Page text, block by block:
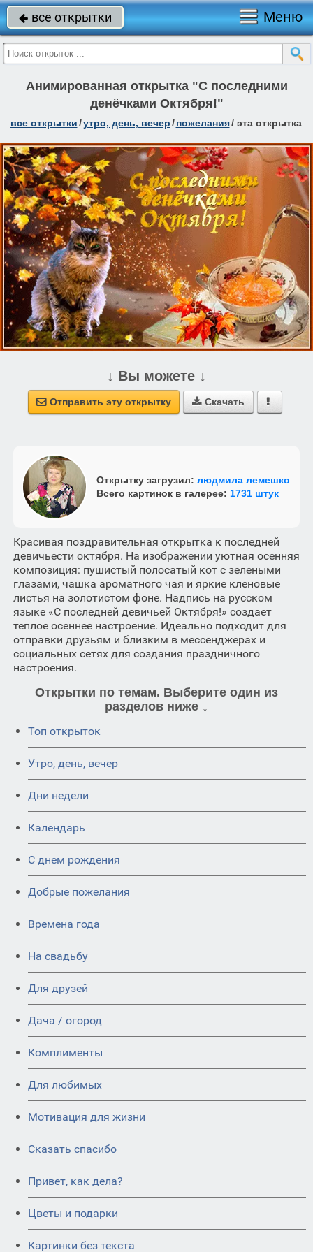
 все открытки Меню
Анимированная открытка "С последними
денёчками Октября!"
все открытки/утро, день, вечер/ пожелания/ эта открытка
↓ Вы можете ↓
 Отправить эту открытку  Скачать 
Открытку загрузил: людмила лемешко
Всего картинок в галерее: 1731 штук
Красивая поздравительная открытка к последней
девичьести октября. На изображении уютная осенняя
композиция: пушистый полосатый кот с зелеными
глазами, чашка ароматного чая и яркие кленовые
листья на золотистом фоне. Надпись на русском
языке «С последней девичьей Октября!» создает
теплое осеннее настроение. Идеально подходит для
отправки друзьям и близким в мессенджерах и
социальных сетях для создания праздничного
настроения.
Открытки по темам. Выберите один из
разделов ниже ↓
Топ открыток
Утро, день, вечер
Дни недели
Календарь
C днем рождения
Добрые пожелания
Времена года
На свадьбу
Для друзей
Дача / огород
Комплименты
Для любимых
Мотивация для жизни
Сказать спасибо
Привет, как дела?
Цветы и подарки
Картинки без текста